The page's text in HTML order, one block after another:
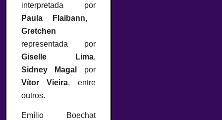
interpretada por
Paula Flaibann,
Gretchen
representada por
Giselle Lima,
Sidney Magal por
Vítor Vieira, entre
outros.
Emílio Boechat